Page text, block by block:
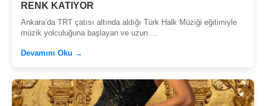
RENK KATIYOR
Ankara’da TRT çatısı altında aldığı Türk Halk Müziği eğitimiyle
müzik yolculuğuna başlayan ve uzun ...
Devamını Oku →